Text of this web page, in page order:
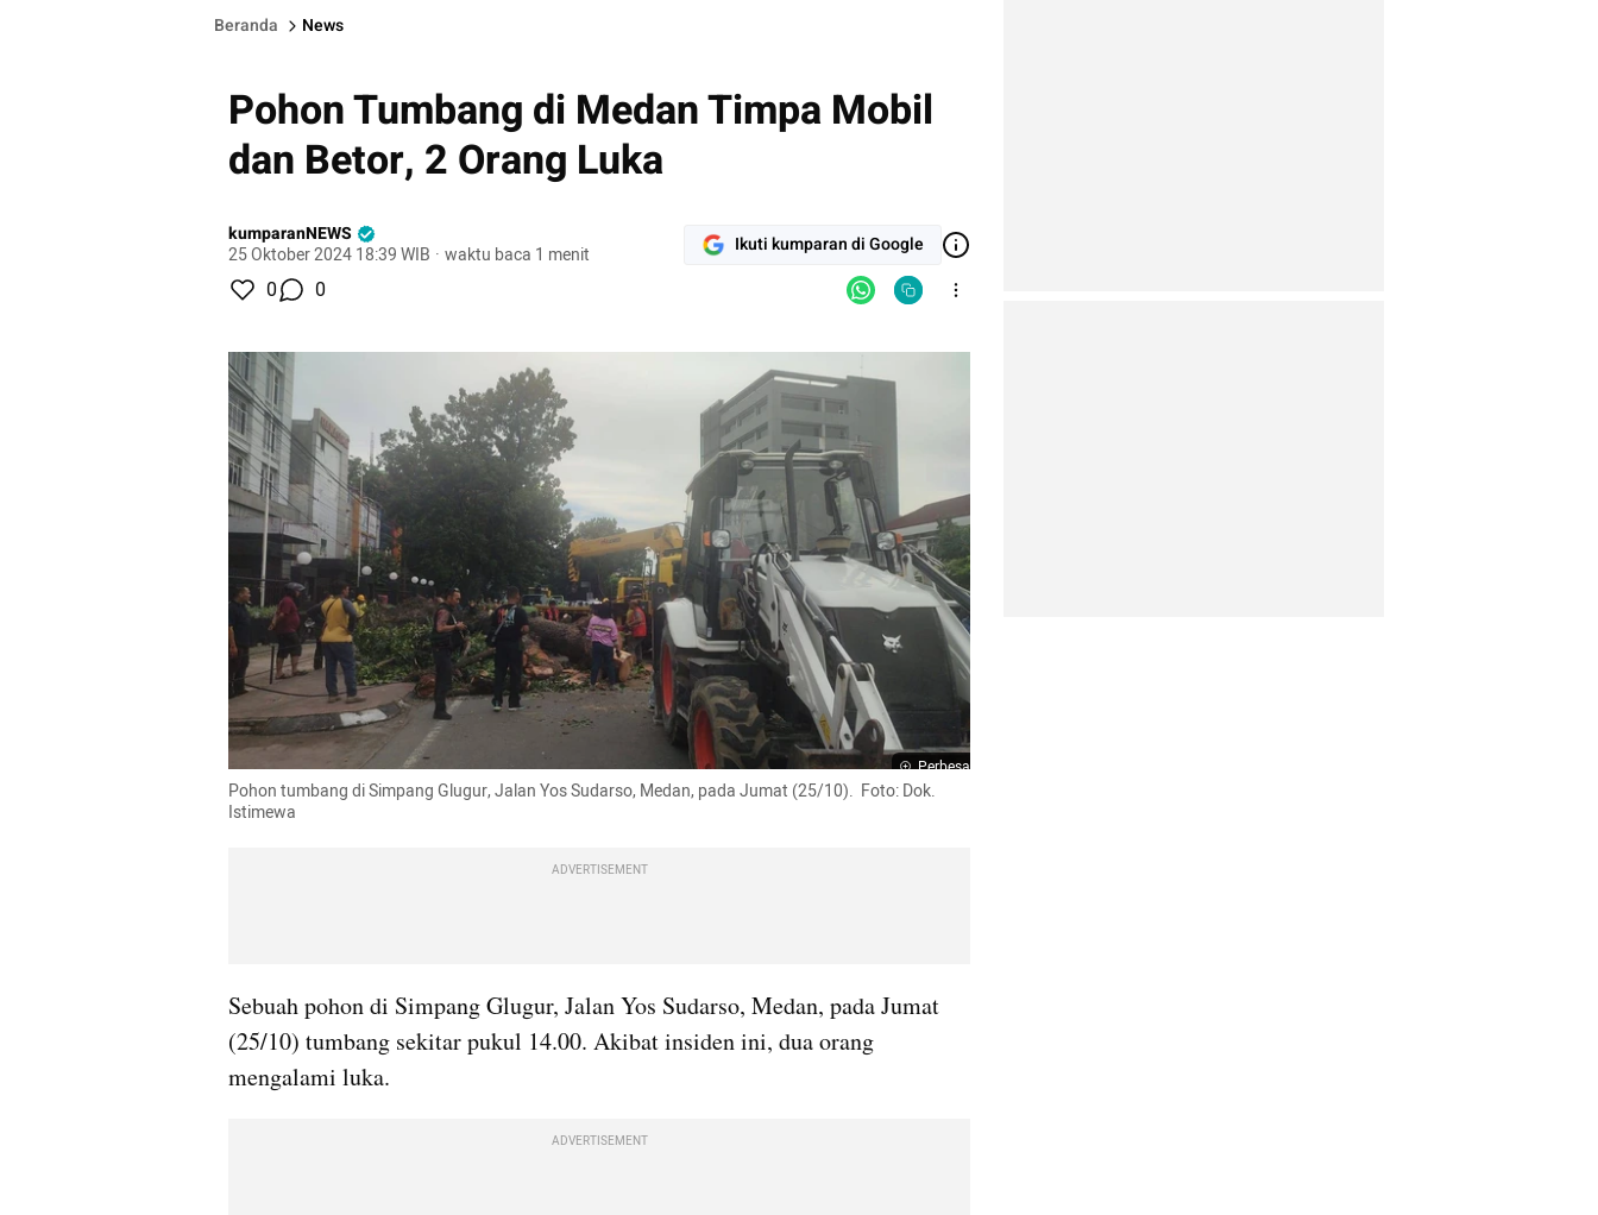
Beranda News
Pohon Tumbang di Medan Timpa Mobil
dan Betor, 2 Orang Luka
kumparanNEWS
25 Oktober 2024 18:39 WIB · waktu baca 1 menit Ikuti kumparan di Google
0 0
Perbesar
Pohon tumbang di Simpang Glugur, Jalan Yos Sudarso, Medan, pada Jumat (25/10).  Foto: Dok.
Istimewa
ADVERTISEMENT
Sebuah pohon di Simpang Glugur, Jalan Yos Sudarso, Medan, pada Jumat
(25/10) tumbang sekitar pukul 14.00. Akibat insiden ini, dua orang
mengalami luka.
ADVERTISEMENT